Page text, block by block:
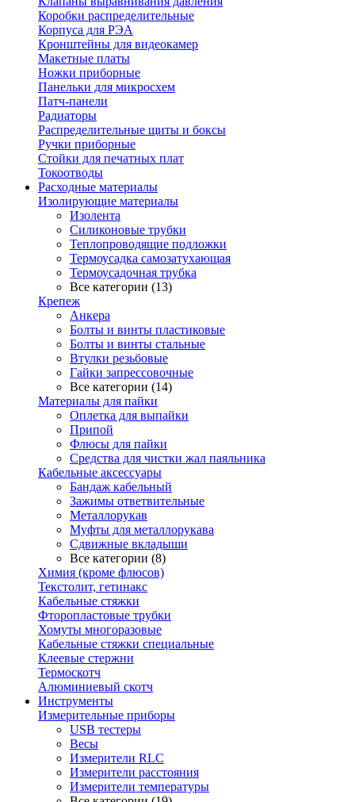
Коробки распределительные
Корпуса для РЭА
Кронштейны для видеокамер
Макетные платы
Ножки приборные
Панельки для микросхем
Патч-панели
Радиаторы
Распределительные щиты и боксы
Ручки приборные
Стойки для печатных плат
Токоотводы
Расходные материалы
Изолирующие материалы
Изолента
Силиконовые трубки
Теплопроводящие подложки
Термоусадка самозатухающая
Термоусадочная трубка
Все категории (13)
Крепеж
Анкера
Болты и винты пластиковые
Болты и винты стальные
Втулки резьбовые
Гайки запрессовочные
Все категории (14)
Материалы для пайки
Оплетка для выпайки
Припой
Флюсы для пайки
Средства для чистки жал паяльника
Кабельные аксессуары
Бандаж кабельный
Зажимы ответвительные
Металлорукав
Муфты для металлорукава
Сдвижные вкладыши
Все категории (8)
Химия (кроме флюсов)
Текстолит, гетинакс
Кабельные стяжки
Фторопластовые трубки
Хомуты многоразовые
Кабельные стяжки специальные
Клеевые стержни
Термоскотч
Алюминиевый скотч
Инструменты
Измерительные приборы
USB тестеры
Весы
Измерители RLC
Измерители расстояния
Измерители температуры